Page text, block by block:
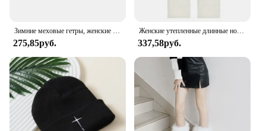
Зимние меховые гетры, женские носки на каблуке, вязаные шерстяные теплые леггинсы, винтажные однотонные теплые длинные носки
275,85руб.
Женские утепленные длинные носки в стиле "Лолита", вязаные утепленные носки для ног, дамские вязаные носки черного и белого цветов на осень и зиму
337,58руб.